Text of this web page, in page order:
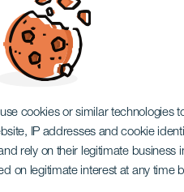
use cookies or similar technologies
IP addresses and cookie
rely on their legitimate business
on legitimate interest at any time
első